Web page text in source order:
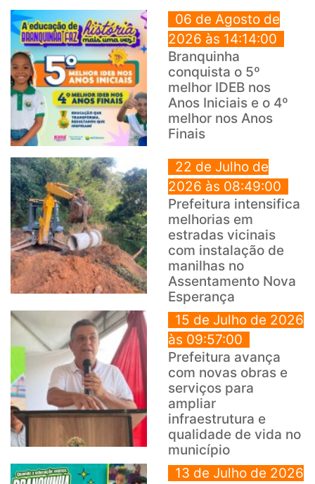
06 de Agosto de
2026 às 14:14:00
Branquinha
conquista o 5º
melhor IDEB nos
Anos Iniciais e o 4º
melhor nos Anos
Finais
22 de Julho de
2026 às 08:49:00
Prefeitura intensifica
melhorias em
estradas vicinais
com instalação de
manilhas no
Assentamento Nova
Esperança
15 de Julho de 2026
às 09:57:00
Prefeitura avança
com novas obras e
serviços para
ampliar
infraestrutura e
qualidade de vida no
município
13 de Julho de 2026